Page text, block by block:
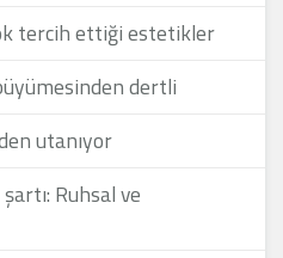
tercih ettiği estetikler
dertli
utanıyor
Ruhsal ve